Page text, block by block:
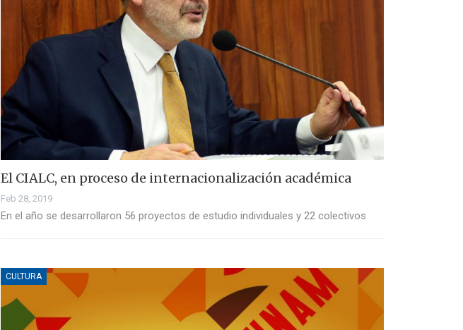
El CIALC, en proceso de internacionalización académica
Feb 28, 2019
En el año se desarrollaron 56 proyectos de estudio individuales y 22 colectivos
CULTURA